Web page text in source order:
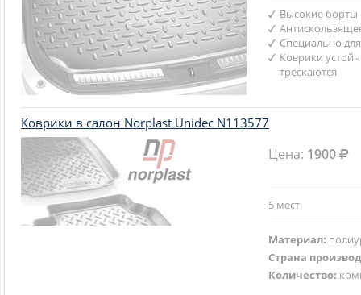
Высокие борты
Специально
Коврики
трескаются
Коврики в салон Norplast Unidec N113577
Цена: 1900
5 мест
Материал:
Страна
Количество: